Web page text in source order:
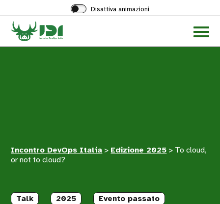
Disattiva animazioni
Accedi
menu
Incontro DevOps Italia > Edizione 2025 > To cloud,
or not to cloud?
Talk 2025 Evento passato